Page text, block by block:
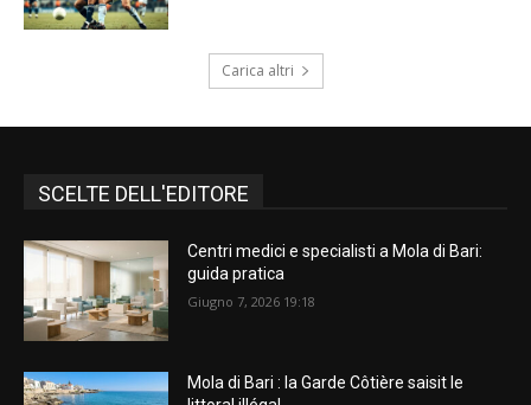
Carica altri
SCELTE DELL'EDITORE
Centri medici e specialisti a Mola di Bari:
guida pratica
Giugno 7, 2026 19:18
Mola di Bari : la Garde Côtière saisit le